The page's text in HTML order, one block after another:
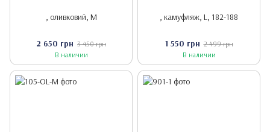
, оливковий, M
2 650 грн 3 450 грн
В наличии
, камуфляж, L, 182-188
1 550 грн 2 499 грн
В наличии